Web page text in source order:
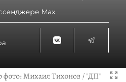
Max
фото:Михаил Тихонов / "ДП"